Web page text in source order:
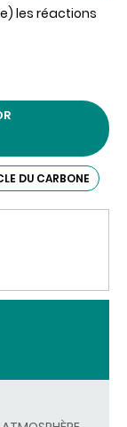
les réactions
DU CARBONE